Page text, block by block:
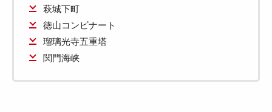
萩城下町
徳山コンビナート
瑠璃光寺五重塔
関門海峡